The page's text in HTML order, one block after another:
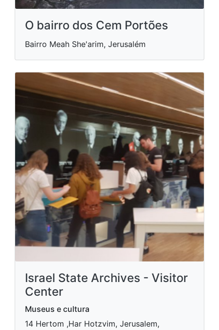
O bairro dos Cem Portões
Bairro Meah She'arim, Jerusalém
Israel State Archives - Visitor
Center
Museus e cultura
14 Hertom ,Har Hotzvim, Jerusalem,